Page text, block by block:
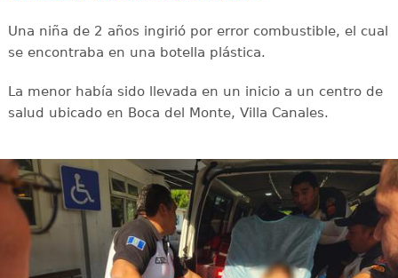
Una niña de 2 años ingirió por error combustible, el cual
se encontraba en una botella plástica.
La menor había sido llevada en un inicio a un centro de
salud ubicado en Boca del Monte, Villa Canales.